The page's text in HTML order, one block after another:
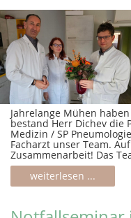
Jahrelange Mühen
bestand Herr Dichev die
Medizin / SP
Facharzt unser Team.
Zusammenarbeit! Das
weiterlesen ...